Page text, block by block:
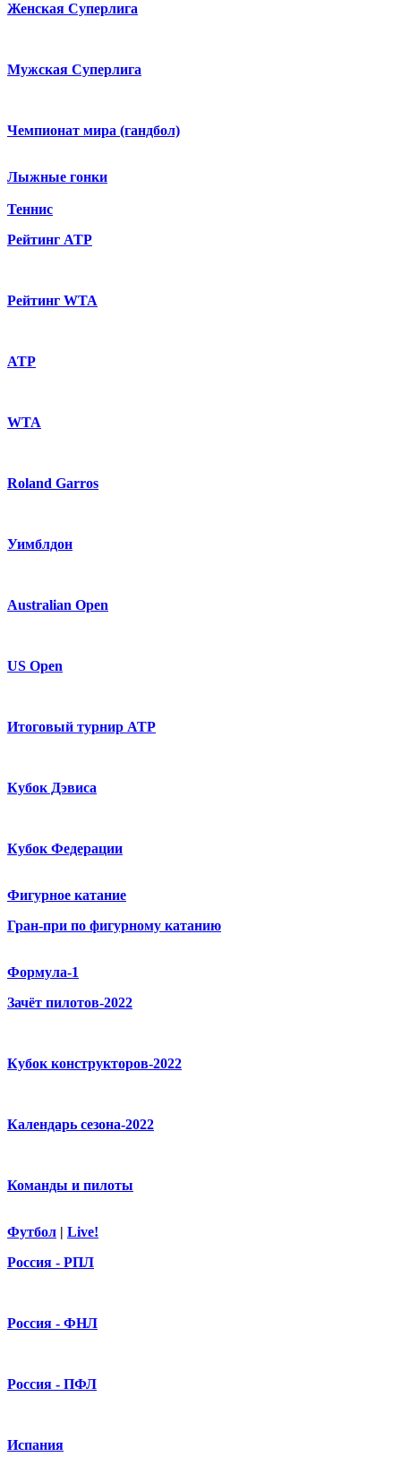
Женская Суперлига
Мужская Суперлига
Чемпионат мира (гандбол)
Лыжные гонки
Теннис
Рейтинг ATP
Рейтинг WTA
ATP
WTA
Roland Garros
Уимблдон
Australian Open
US Open
Итоговый турнир ATP
Кубок Дэвиса
Кубок Федерации
Фигурное катание
Гран-при по фигурному катанию
Формула-1
Зачёт пилотов-2022
Кубок конструкторов-2022
Календарь сезона-2022
Команды и пилоты
Футбол | Live!
Россия - РПЛ
Россия - ФНЛ
Россия - ПФЛ
Испания